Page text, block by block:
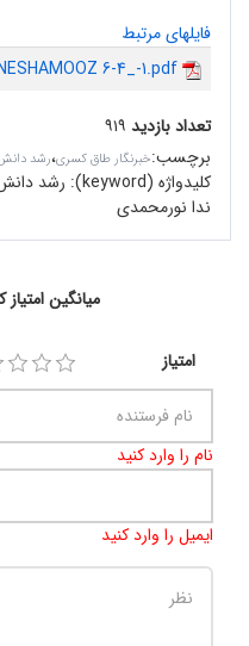
فایلهای مرتبط
6-4_-1.pdf
تعداد بازدید ۹۱۹
برچسب:خبرنگار طاق کسری،رشد
کلیدواژه (keyword):
رشد
ندا نورمحمدی
میانگین امتیاز
امتیاز
نام را وارد کنید
ایمیل را وارد کنید